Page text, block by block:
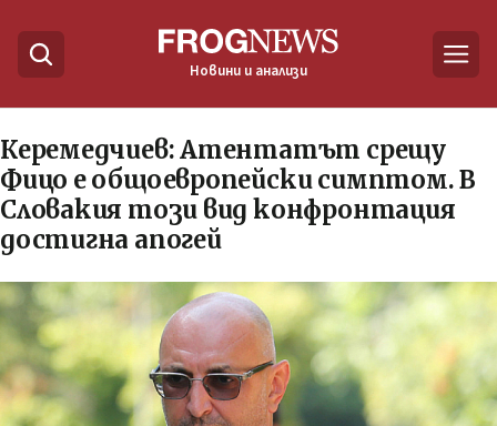
Новини и анализи
Керемедчиев: Атентатът срещу
Фицо е общоевропейски симптом. В
Словакия този вид конфронтация
достигна апогей